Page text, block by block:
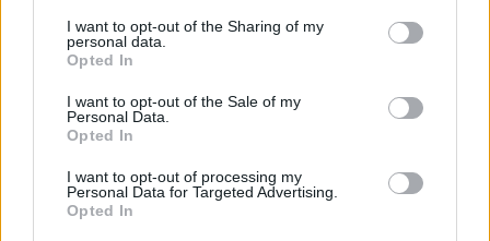
not limited to your visit or usage behaviour. You may click to
grant or deny consent to Google and its third-party tags to
use your data for below specified purposes in below Google
consent section.
I want to opt-out of the Sharing of my
personal data.
Opted In
I want to opt-out of the Sale of my
Personal Data.
Opted In
I want to opt-out of processing my
Personal Data for Targeted Advertising.
Opted In
Meccs Center
Paris Saint-Germain
Manchester United
Felkészülési szezon 4. mérkőzés
Nya Ullevi, Göteborg
2026-08-08 17:00